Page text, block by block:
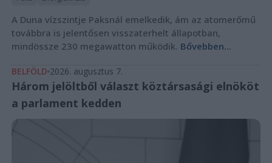
A Duna vízszintje Paksnál emelkedik, ám az atomerőmű
továbbra is jelentősen visszaterhelt állapotban,
mindössze 230 megawatton működik. Bővebben...
BELFÖLD 2026. augusztus 7.
Három jelöltből választ köztársasági elnököt
a parlament kedden